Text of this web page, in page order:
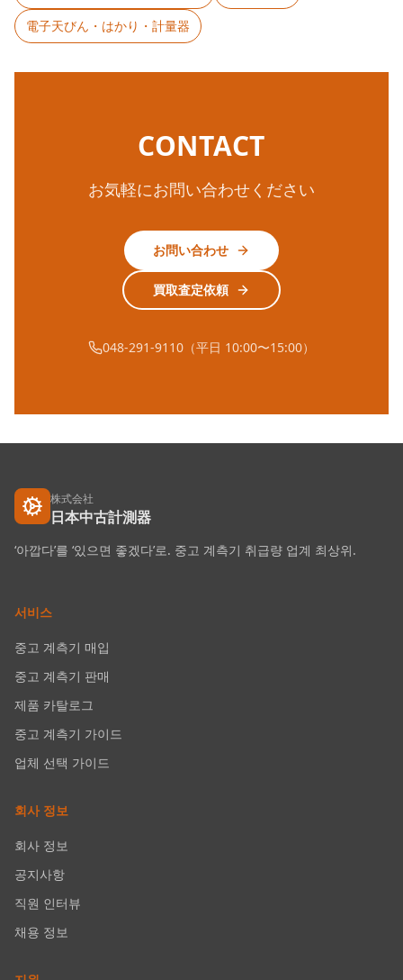
電子天びん・はかり・計量器
CONTACT
お気軽にお問い合わせください
お問い合わせ
買取査定依頼
048-291-9110（平日 10:00〜15:00）
株式会社
日本中古計測器
‘아깝다’를 ‘있으면 좋겠다’로. 중고 계측기 취급량 업계 최상위.
서비스
중고 계측기 매입
중고 계측기 판매
제품 카탈로그
중고 계측기 가이드
업체 선택 가이드
회사 정보
회사 정보
공지사항
직원 인터뷰
채용 정보